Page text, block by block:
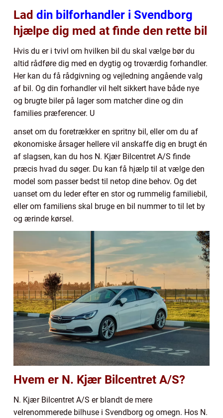
Lad din bilforhandler i Svendborg
hjælpe dig med at finde den rette bil
Hvis du er i tvivl om hvilken bil du skal vælge bør du
altid rådføre dig med en dygtig og troværdig forhandler.
Her kan du få rådgivning og vejledning angående valg
af bil. Og din forhandler vil helt sikkert have både nye
og brugte biler på lager som matcher dine og din
families præferencer. U
anset om du foretrækker en spritny bil, eller om du af
økonomiske årsager hellere vil anskaffe dig en brugt én
af slagsen, kan du hos N. Kjær Bilcentret A/S finde
præcis hvad du søger. Du kan få hjælp til at vælge den
model som passer bedst til netop dine behov. Og det
uanset om du leder efter en stor og rummelig familiebil,
eller om familiens skal bruge en bil nummer to til let by
og ærinde kørsel.
Hvem er N. Kjær Bilcentret A/S?
N. Kjær Bilcentret A/S er blandt de mere
velrenommerede bilhuse i Svendborg og omegn. Hos N.